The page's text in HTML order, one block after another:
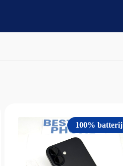
100% batterij